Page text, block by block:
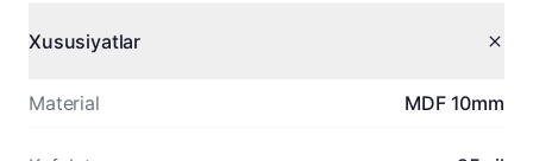
Xususiyatlar
Material MDF 10mm